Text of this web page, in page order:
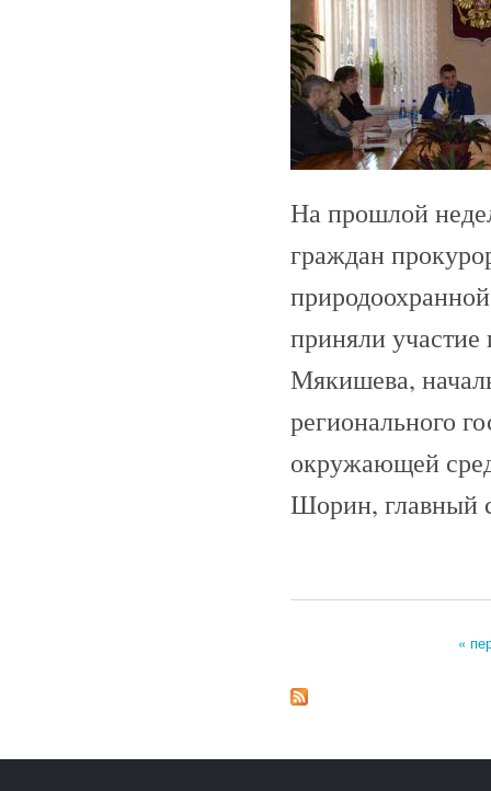
На прошлой
граждан
приняли
Мякишева,
регионального
окружающей
Шорин, главный
«